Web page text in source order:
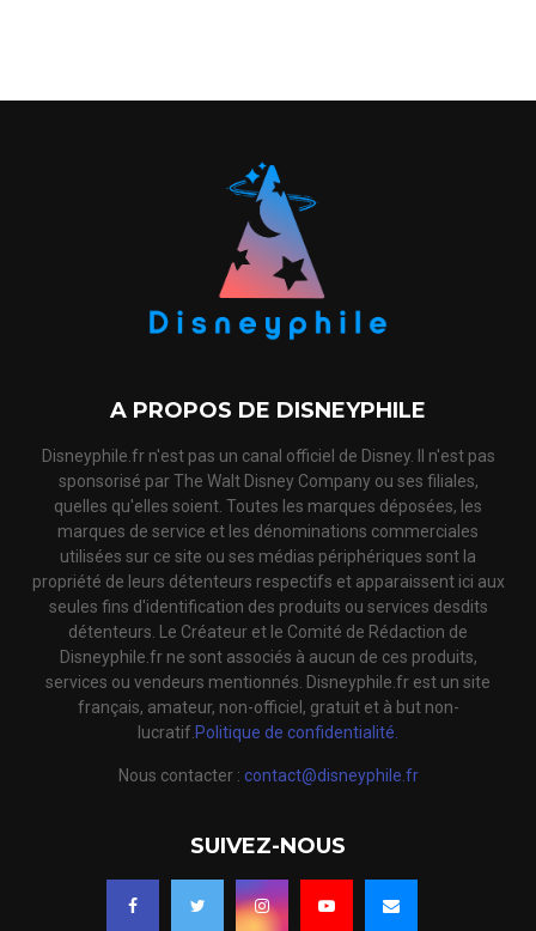
A PROPOS DE DISNEYPHILE
Disneyphile.fr n'est pas un canal officiel de Disney. Il n'est pas
sponsorisé par The Walt Disney Company ou ses filiales,
quelles qu'elles soient. Toutes les marques déposées, les
marques de service et les dénominations commerciales
utilisées sur ce site ou ses médias périphériques sont la
propriété de leurs détenteurs respectifs et apparaissent ici aux
seules fins d'identification des produits ou services desdits
détenteurs. Le Créateur et le Comité de Rédaction de
Disneyphile.fr ne sont associés à aucun de ces produits,
services ou vendeurs mentionnés. Disneyphile.fr est un site
français, amateur, non-officiel, gratuit et à but non-
lucratif.Politique de confidentialité.
Nous contacter : contact@disneyphile.fr
SUIVEZ-NOUS